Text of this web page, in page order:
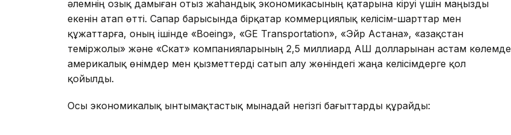
әлемнің озық дамыған отыз жаһандық экономикасының қатарына кіруі үшін маңызды
екенін атап өтті. Сапар барысында бірқатар коммерциялық келісім-шарттар мен
құжаттарға, оның ішінде «Boeing», «GE Transportation», «Эйр Астана», «Қазақстан
теміржолы» және «Скат» компанияларының 2,5 миллиард АҚШ долларынан астам көлемде
америкалық өнімдер мен қызметтерді сатып алу жөніндегі жаңа келісімдерге қол
қойылды.
Осы экономикалық ынтымақтастық мынадай негізгі бағыттарды құрайды: